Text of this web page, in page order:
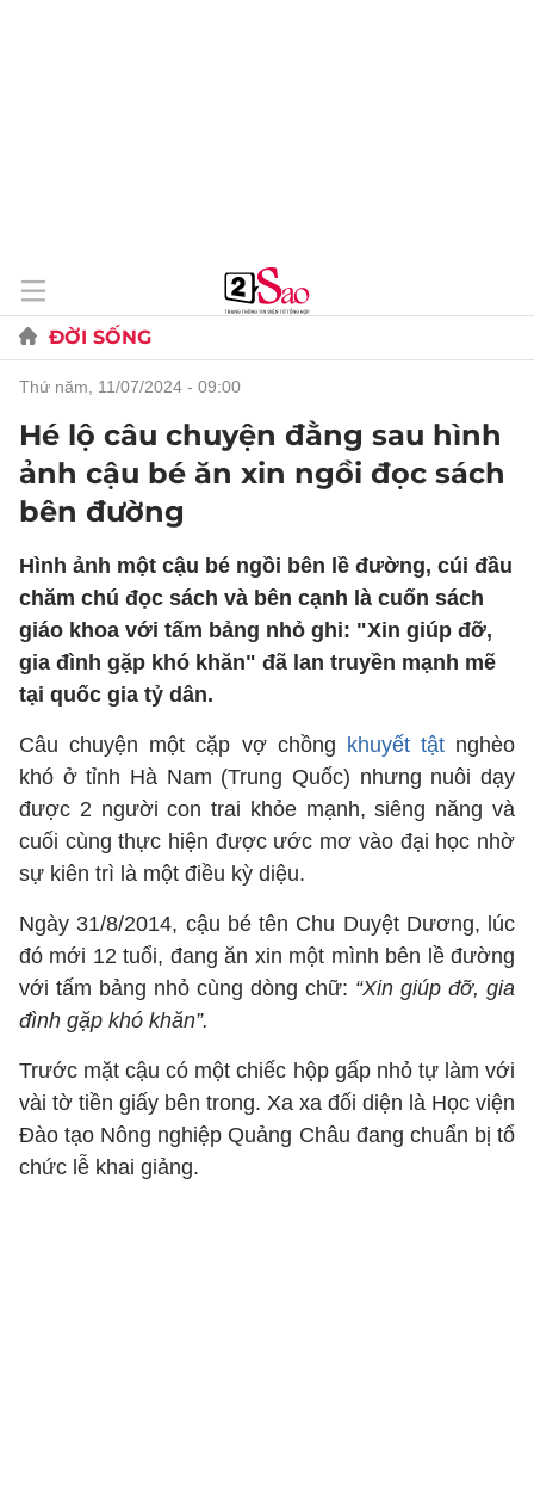
ĐỜI SỐNG
thứ năm, 11/07/2024 - 09:00
Hé lộ câu chuyện đằng sau hình
ảnh cậu bé ăn xin ngồi đọc sách
bên đường
Hình ảnh một cậu bé ngồi bên lề đường, cúi đầu
chăm chú đọc sách và bên cạnh là cuốn sách
giáo khoa với tấm bảng nhỏ ghi: "Xin giúp đỡ,
gia đình gặp khó khăn" đã lan truyền mạnh mẽ
tại quốc gia tỷ dân.
Câu chuyện một cặp vợ chồng khuyết tậtnghèo
khó ở tỉnh Hà Nam (Trung Quốc) nhưng nuôi dạy
được 2 người con trai khỏe mạnh, siêng năng và
cuối cùng thực hiện được ước mơ vào đại học nhờ
sự kiên trì là một điều kỳ diệu.
Ngày 31/8/2014, cậu bé tên Chu Duyệt Dương, lúc
đó mới 12 tuổi, đang ăn xin một mình bên lề đường
với tấm bảng nhỏ cùng dòng chữ: “Xin giúp đỡ, gia
đình gặp khó khăn”.
Trước mặt cậu có một chiếc hộp gấp nhỏ tự làm với
vài tờ tiền giấy bên trong. Xa xa đối diện là Học viện
Đào tạo Nông nghiệp Quảng Châu đang chuẩn bị tổ
chức lễ khai giảng.